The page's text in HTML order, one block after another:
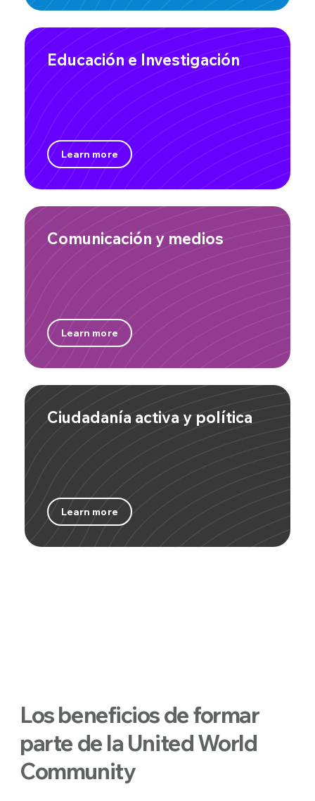
Educación e Investigación
Learn more
Comunicación y medios
Learn more
Ciudadanía activa y política
Learn more
Los beneficios de formar
parte de la United World
Community